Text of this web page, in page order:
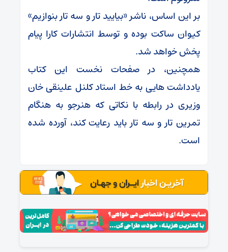
بر این اساس، ناشر «بیایید تار و سه تار بنوازیم»
کیوان ساکت بوده و توسط انتشارات کارا پیام
پخش خواهد شد.
همچنین، در صفحات نخست این کتاب
یادداشت هایی به خط استاد کلنل علینقی خان
وزیری در رابطه با نکاتی که هنرجو به هنگام
تمرین تار و سه تار باید رعایت کند، آورده شده
است.